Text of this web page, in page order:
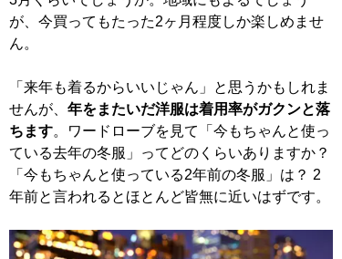
が、今買ってもたった2ヶ月程度しか楽しめませ
ん。
「来年も着るからいいじゃん」と思うかもしれま
せんが、 年をまたいだ洋服は着用率がガクンと落
ちます。ワードローブを見て「今もちゃんと使っ
ている去年の冬服」ってどのくらいありますか？
「今もちゃんと使っている2年前の冬服」は？ 2
年前と言われるとほとんど皆無に近いはずです。